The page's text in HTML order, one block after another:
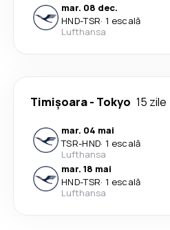
mar. 08 dec.
HND-TSR· 1 escală
Lufthansa
Timișoara- Tokyo 15 zile
mar. 04 mai
TSR-HND· 1 escală
Lufthansa
mar. 18 mai
HND-TSR· 1 escală
Lufthansa